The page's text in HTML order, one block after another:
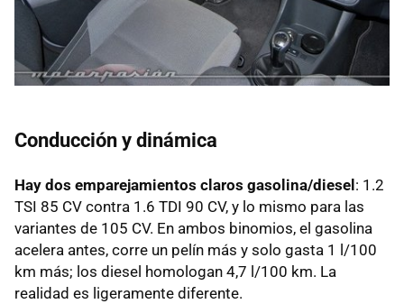
Conducción y dinámica
Hay dos emparejamientos claros gasolina/diesel: 1.2
TSI 85 CV contra 1.6 TDI 90 CV, y lo mismo para las
variantes de 105 CV. En ambos binomios, el gasolina
acelera antes, corre un pelín más y solo gasta 1 l/100
km más; los diesel homologan 4,7 l/100 km. La
realidad es ligeramente diferente.